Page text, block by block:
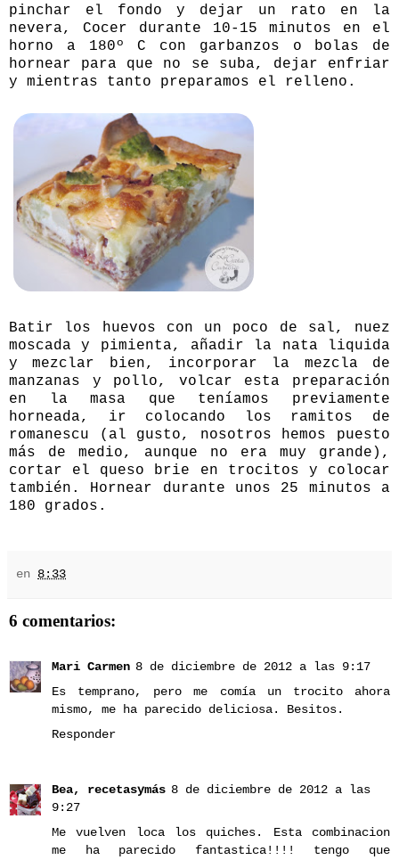
pinchar el fondo y dejar un rato en la
nevera, Cocer durante 10-15 minutos en el
horno a 180º C con garbanzos o bolas de
hornear para que no se suba, dejar enfriar
y mientras tanto preparamos el relleno.
Batir los huevos con un poco de sal, nuez
moscada y pimienta, añadir la nata liquida
y mezclar bien, incorporar la mezcla de
manzanas y pollo, volcar esta preparación
en la masa que teníamos previamente
horneada, ir colocando los ramitos de
romanescu (al gusto, nosotros hemos puesto
más de medio, aunque no era muy grande),
cortar el queso brie en trocitos y colocar
también. Hornear durante unos 25 minutos a
180 grados.
en 8:33
6 comentarios:
Mari Carmen 8 de diciembre de 2012 a las 9:17
Es temprano, pero me comía un trocito ahora
mismo, me ha parecido deliciosa. Besitos.
Responder
Bea, recetasymás 8 de diciembre de 2012 a las
9:27
Me vuelven loca los quiches. Esta combinacion
me ha parecido fantastica!!!! tengo que